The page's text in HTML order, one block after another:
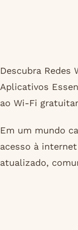
Descubra Redes
Aplicativos
ao Wi-Fi
Em um mundo
acesso à
atualizado,